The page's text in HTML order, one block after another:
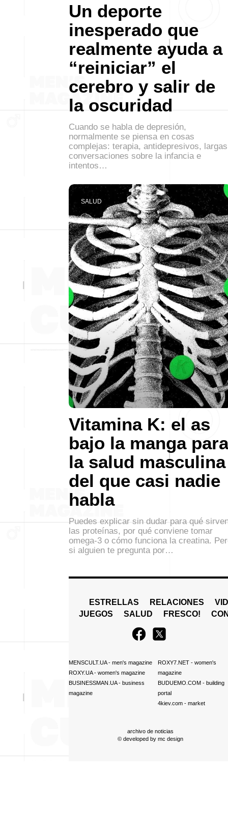
Un deporte
inesperado que
realmente ayuda a
“reiniciar” el
cerebro y salir de
la oscuridad
Cuando se habla de depresión,
normalmente se piensa en cosas
complejas: terapia, antidepresivos, largas
conversaciones sobre la infancia e
intentos…
Vitamina K: el as
bajo la manga para
la salud masculina
del que casi nadie
habla
SALUD
Puedes explicar sin dudar para qué
las proteínas, por qué conviene tomar
omega-3 o cómo funciona la creatina.
si alguien te pregunta por…
ESTRELLAS RELACIONES
JUEGOS
SALUD FRESCO!
MENSCULT.UA- men's magazine
ROXY.UA- women's magazine
BUSINESSMAN.UA- business
magazine
ROXY7.NET- women's
magazine
BUDUEMO.COM- building
portal
4kiev.com- market
archivo de noticias
© developed by mc design